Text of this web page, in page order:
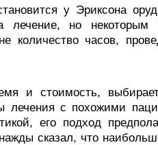
у Эриксона
но некоторым
количество часов,
и стоимость,
лечения с похожими
его подход
сказал, что